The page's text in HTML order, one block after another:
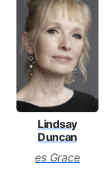
Lindsay
Duncan
es Grace